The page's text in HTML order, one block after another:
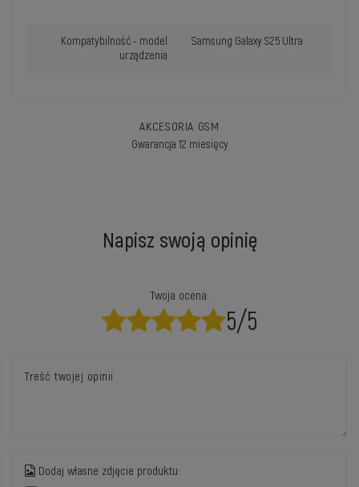
Kompatybilność - model
urządzenia
Samsung Galaxy S25 Ultra
AKCESORIA GSM
Gwarancja 12 miesięcy
Napisz swoją opinię
Twoja ocena:
5/5
Treść twojej opinii
Dodaj własne zdjęcie produktu: